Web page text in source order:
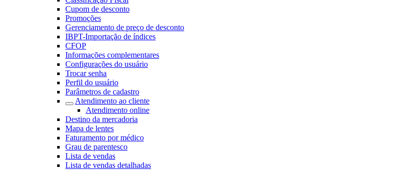
Cupom de desconto
Promoções
Gerenciamento de preço de desconto
IBPT-Importação de índices
CFOP
Informações complementares
Configurações do usuário
Trocar senha
Perfil do usuário
Parâmetros de cadastro
Atendimento ao cliente
Atendimento online
Destino da mercadoria
Mapa de lentes
Faturamento por médico
Grau de parentesco
Lista de vendas
Lista de vendas detalhadas